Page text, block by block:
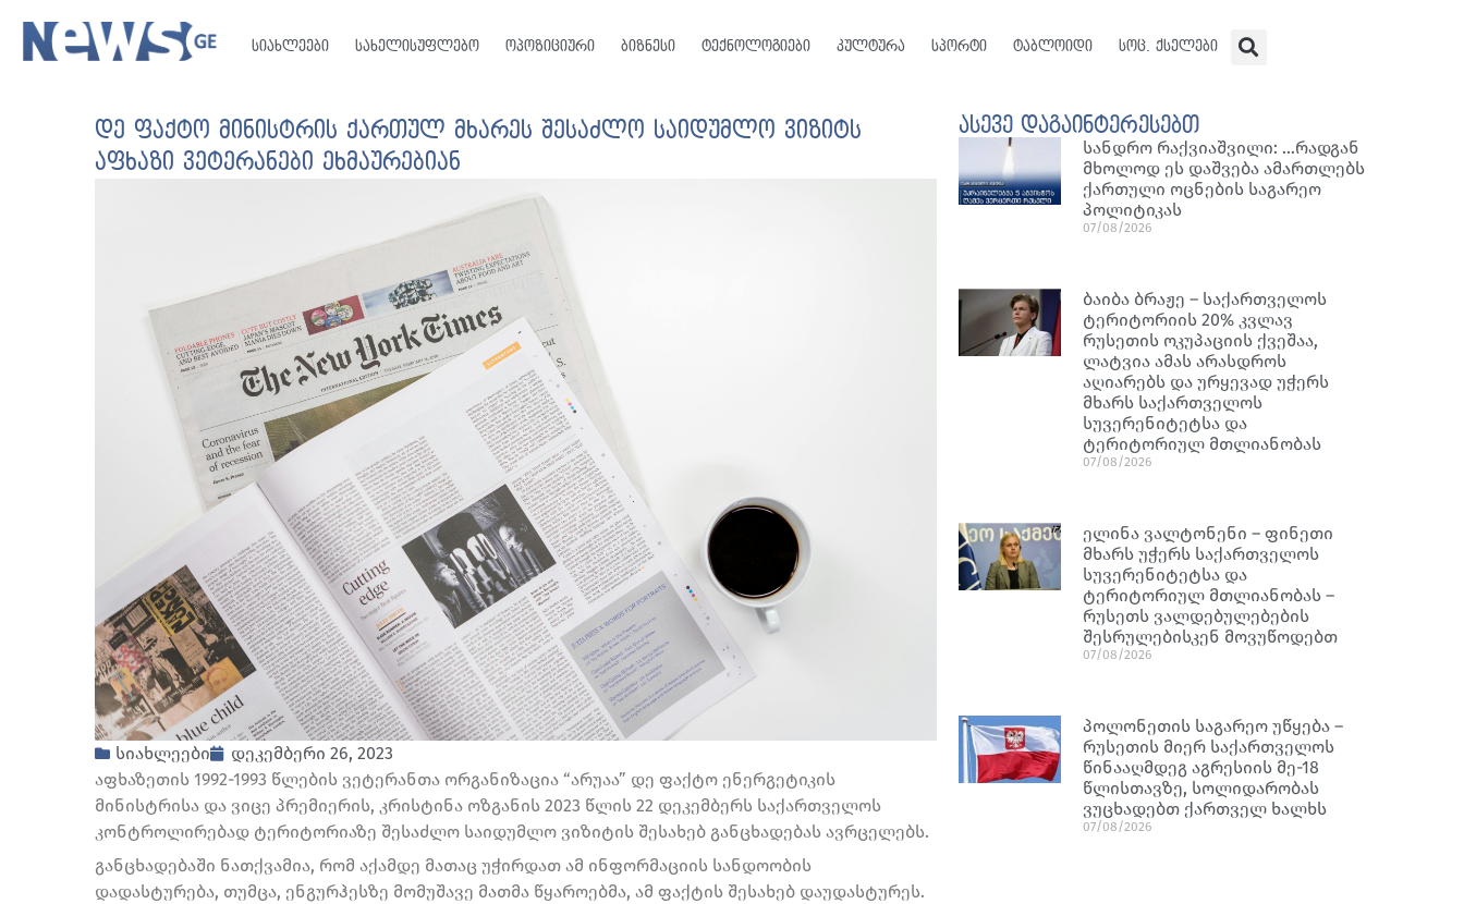
სიახლეები სახელისუფლებო ოპოზიციური ბიზნესი ტექნოლოგიები კულტურა სპორტი ტაბლოიდი სოც. ქსელები
დე ფაქტო მინისტრის ქართულ მხარეს შესაძლო საიდუმლო ვიზიტს
აფხაზი ვეტერანები ეხმაურებიან
სიახლეები
დეკემბერი 26, 2023
აფხაზეთის 1992-1993 წლების ვეტერანთა ორგანიზაცია “არუაა” დე ფაქტო ენერგეტიკის
მინისტრისა და ვიცე პრემიერის, კრისტინა ოზგანის 2023 წლის 22 დეკემბერს საქართველოს
კონტროლირებად ტერიტორიაზე შესაძლო საიდუმლო ვიზიტის შესახებ განცხადებას ავრცელებს.
განცხადებაში ნათქვამია, რომ აქამდე მათაც უჭირდათ ამ ინფორმაციის სანდოობის
დადასტურება, თუმცა, ენგურჰესზე მომუშავე მათმა წყაროებმა, ამ ფაქტის შესახებ დაუდასტურეს.
ასევე დაგაინტერესებთ
სანდრო რაქვიაშვილი: …რადგან
მხოლოდ ეს დაშვება ამართლებს
ქართული ოცნების საგარეო
პოლიტიკას
07/08/2026
ბაიბა ბრაჟე – საქართველოს
ტერიტორიის 20% კვლავ
რუსეთის ოკუპაციის ქვეშაა,
ლატვია ამას არასდროს
აღიარებს და ურყევად უჭერს
მხარს საქართველოს
სუვერენიტეტსა და
ტერიტორიულ მთლიანობას
07/08/2026
ელინა ვალტონენი – ფინეთი
მხარს უჭერს საქართველოს
სუვერენიტეტსა და
ტერიტორიულ მთლიანობას –
რუსეთს ვალდებულებების
შესრულებისკენ მოვუწოდებთ
07/08/2026
პოლონეთის საგარეო უწყება –
რუსეთის მიერ საქართველოს
წინააღმდეგ აგრესიის მე-18
წლისთავზე, სოლიდარობას
ვუცხადებთ ქართველ ხალხს
07/08/2026